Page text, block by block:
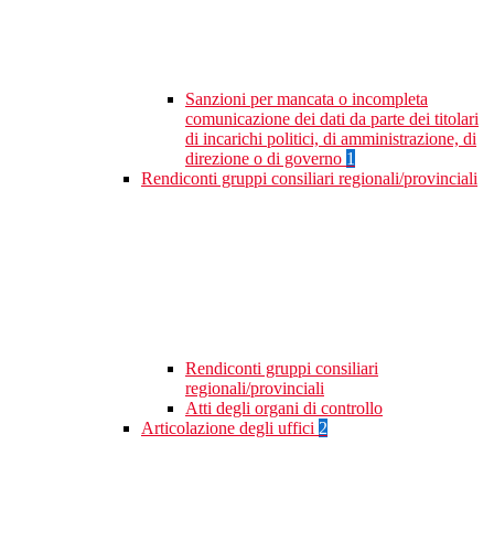
Sanzioni per mancata o incompleta
comunicazione dei dati da parte dei titolari
di incarichi politici, di amministrazione, di
direzione o di governo 1
Rendiconti gruppi consiliari regionali/provinciali
Rendiconti gruppi consiliari
regionali/provinciali
Atti degli organi di controllo
Articolazione degli uffici 2